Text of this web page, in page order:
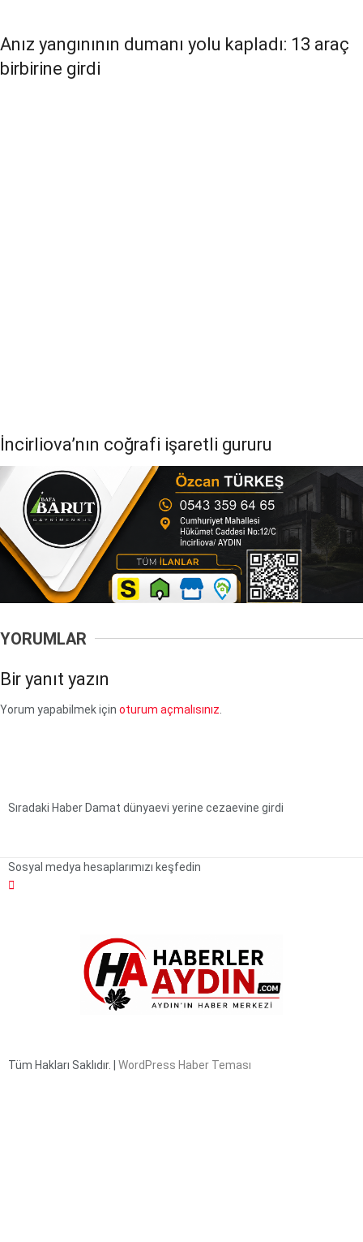
Anız yangınının dumanı yolu kapladı: 13 araç
birbirine girdi
İncirliova’nın coğrafi işaretli gururu
YORUMLAR
Bir yanıt yazın
Yorum yapabilmek için oturum açmalısınız.
Sıradaki Haber Damat dünyaevi yerine cezaevine girdi
Sosyal medya hesaplarımızı keşfedin
Tüm Hakları Saklıdır. | WordPress Haber Teması